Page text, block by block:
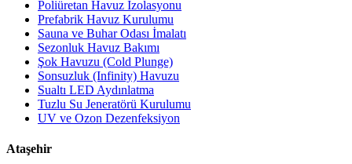
Poliüretan Havuz İzolasyonu
Prefabrik Havuz Kurulumu
Sauna ve Buhar Odası İmalatı
Sezonluk Havuz Bakımı
Şok Havuzu (Cold Plunge)
Sonsuzluk (Infinity) Havuzu
Sualtı LED Aydınlatma
Tuzlu Su Jeneratörü Kurulumu
UV ve Ozon Dezenfeksiyon
Ataşehir